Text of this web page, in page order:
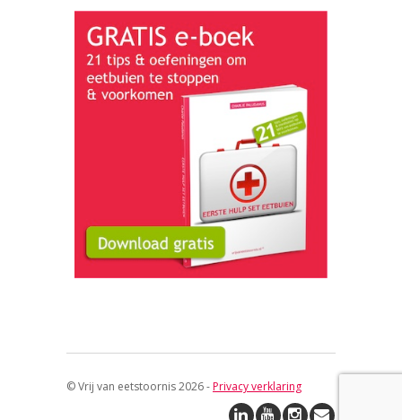
© Vrij van eetstoornis 2026 -Privacy verklaring